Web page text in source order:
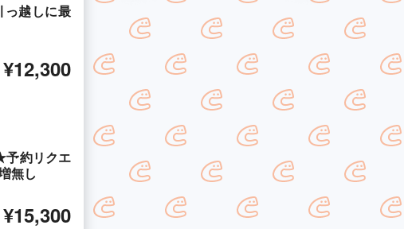
っ越しに最
¥12,300
予約リクエ
無し
¥15,300